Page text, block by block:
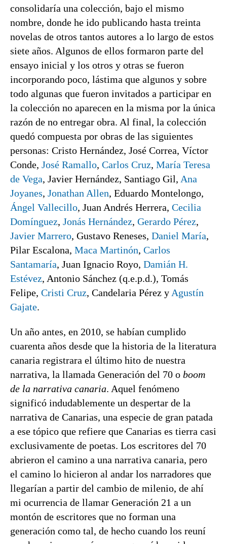
consolidaría una colección, bajo el mismo
nombre, donde he ido publicando hasta treinta
novelas de otros tantos autores a lo largo de estos
siete años. Algunos de ellos formaron parte del
ensayo inicial y los otros y otras se fueron
incorporando poco, lástima que algunos y sobre
todo algunas que fueron invitados a participar en
la colección no aparecen en la misma por la única
razón de no entregar obra. Al final, la colección
quedó compuesta por obras de las siguientes
personas: Cristo Hernández, José Correa, Víctor
Conde, José Ramallo, Carlos Cruz, María Teresa
de Vega, Javier Hernández, Santiago Gil, Ana
Joyanes, Jonathan Allen, Eduardo Montelongo,
Ángel Vallecillo, Juan Andrés Herrera, Cecilia
Domínguez, Jonás Hernández, Gerardo Pérez,
Javier Marrero, Gustavo Reneses, Daniel María,
Pilar Escalona, Maca Martinón, Carlos
Santamaría, Juan Ignacio Royo, Damián H.
Estévez, Antonio Sánchez (q.e.p.d.), Tomás
Felipe, Cristi Cruz, Candelaria Pérez y Agustín
Gajate.
Un año antes, en 2010, se habían cumplido
cuarenta años desde que la historia de la literatura
canaria registrara el último hito de nuestra
narrativa, la llamada Generación del 70 o boom
de la narrativa canaria. Aquel fenómeno
significó indudablemente un despertar de la
narrativa de Canarias, una especie de gran patada
a ese tópico que refiere que Canarias es tierra casi
exclusivamente de poetas. Los escritores del 70
abrieron el camino a una narrativa canaria, pero
el camino lo hicieron al andar los narradores que
llegarían a partir del cambio de milenio, de ahí
mi ocurrencia de llamar Generación 21 a un
montón de escritores que no forman una
generación como tal, de hecho cuando los reuní